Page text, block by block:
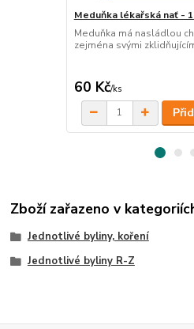
Meduňka lékařská nať -
Meduňka má nasládlou
zejména svými
60 Kč/ks
Zboží zařazeno v
Jednotlivé byliny, koření
Jednotlivé byliny R-Z